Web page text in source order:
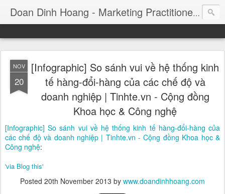
Doan Dinh Hoang - Marketing Practitioner
NOV
20
[Infographic] So sánh vui về hệ thống kinh
tế hàng-đổi-hàng của các chế độ và
doanh nghiệp | Tinhte.vn - Cộng đồng
Khoa học & Công nghệ
[Infographic] So sánh vui về hệ thống kinh tế hàng-đổi-hàng của
các chế độ và doanh nghiệp | Tinhte.vn - Cộng đồng Khoa học &
Công nghệ:
'via Blog this'
Posted 20th November 2013 by www.doandinhhoang.com